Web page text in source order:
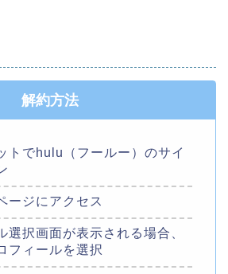
解約方法
トでhulu（フールー）のサイ
ージにアクセス
選択画面が表示される場合、
フィールを選択